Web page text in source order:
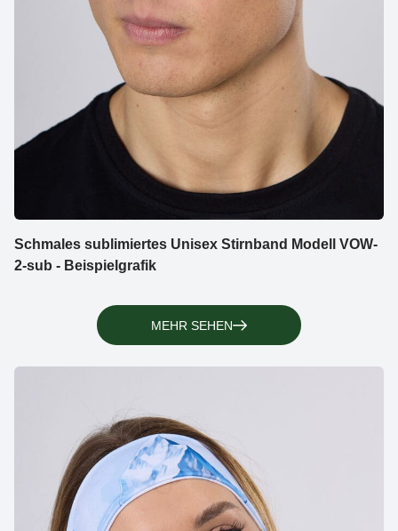
Schmales sublimiertes Unisex Stirnband Modell VOW-
2-sub - Beispielgrafik
MEHR SEHEN